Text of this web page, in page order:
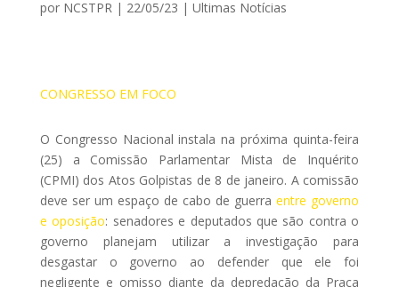
por NCSTPR| 22/05/23 | Ultimas Notícias
CONGRESSO EM FOCO
O Congresso Nacional instala na próxima quinta-feira
(25) a Comissão Parlamentar Mista de Inquérito
(CPMI) dos Atos Golpistas de 8 de janeiro. A comissão
deve ser um espaço de cabo de guerraentre governo
e oposição: senadores e deputados que são contra o
governo planejam utilizar a investigação para
desgastar o governo ao defender que ele foi
negligente e omisso diante da depredação da Praça